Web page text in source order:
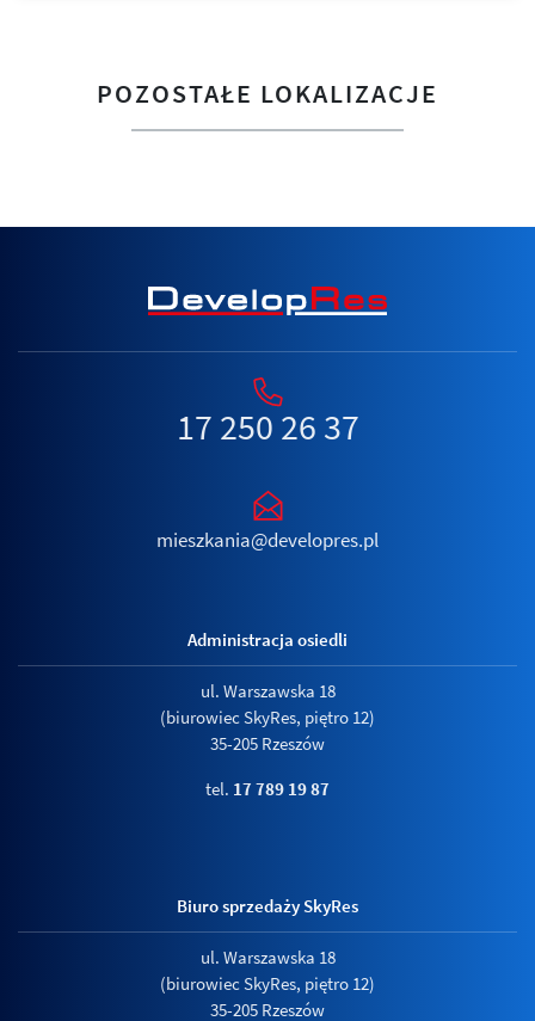
POZOSTAŁE LOKALIZACJE
17 250 26 37
mieszkania@developres.pl
Administracja osiedli
ul. Warszawska 18
(biurowiec SkyRes, piętro 12)
35-205 Rzeszów
tel. 17 789 19 87
Biuro sprzedaży SkyRes
ul. Warszawska 18
(biurowiec SkyRes, piętro 12)
35-205 Rzeszów